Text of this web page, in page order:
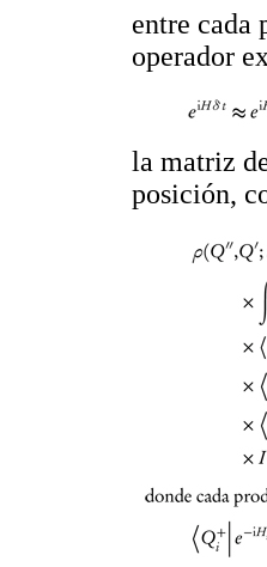
entre cada
operador
la matriz
posición,